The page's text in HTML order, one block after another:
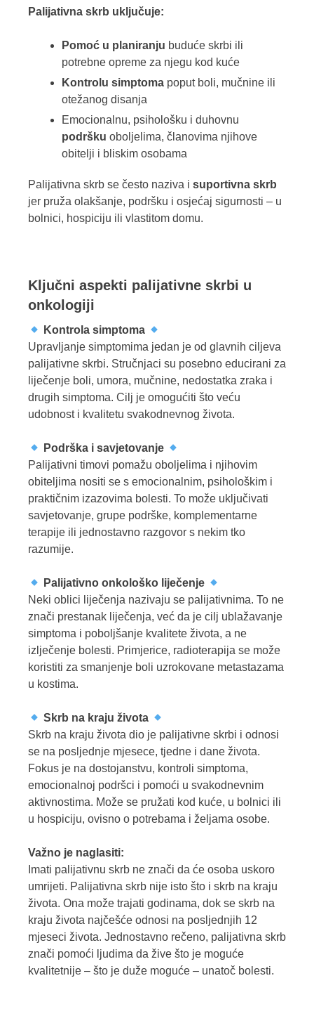
Palijativna skrb uključuje:
Pomoć u planiranju buduće skrbi ili
potrebne opreme za njegu kod kuće
Kontrolu simptoma poput boli, mučnine ili
otežanog disanja
Emocionalnu, psihološku i duhovnu
podršku oboljelima, članovima njihove
obitelji i bliskim osobama
Palijativna skrb se često naziva i suportivna skrb
jer pruža olakšanje, podršku i osjećaj sigurnosti – u
bolnici, hospiciju ili vlastitom domu.
Ključni aspekti palijativne skrbi u
onkologiji
Kontrola simptoma
Upravljanje simptomima jedan je od glavnih ciljeva
palijativne skrbi. Stručnjaci su posebno educirani za
liječenje boli, umora, mučnine, nedostatka zraka i
drugih simptoma. Cilj je omogućiti što veću
udobnost i kvalitetu svakodnevnog života.
Podrška i savjetovanje
Palijativni timovi pomažu oboljelima i njihovim
obiteljima nositi se s emocionalnim, psihološkim i
praktičnim izazovima bolesti. To može uključivati
savjetovanje, grupe podrške, komplementarne
terapije ili jednostavno razgovor s nekim tko
razumije.
Palijativno onkološko liječenje
Neki oblici liječenja nazivaju se palijativnima. To ne
znači prestanak liječenja, već da je cilj ublažavanje
simptoma i poboljšanje kvalitete života, a ne
izlječenje bolesti. Primjerice, radioterapija se može
koristiti za smanjenje boli uzrokovane metastazama
u kostima.
Skrb na kraju života
Skrb na kraju života dio je palijativne skrbi i odnosi
se na posljednje mjesece, tjedne i dane života.
Fokus je na dostojanstvu, kontroli simptoma,
emocionalnoj podršci i pomoći u svakodnevnim
aktivnostima. Može se pružati kod kuće, u bolnici ili
u hospiciju, ovisno o potrebama i željama osobe.
Važno je naglasiti:
Imati palijativnu skrb ne znači da će osoba uskoro
umrijeti. Palijativna skrb nije isto što i skrb na kraju
života. Ona može trajati godinama, dok se skrb na
kraju života najčešće odnosi na posljednjih 12
mjeseci života. Jednostavno rečeno, palijativna skrb
znači pomoći ljudima da žive što je moguće
kvalitetnije – što je duže moguće – unatoč bolesti.